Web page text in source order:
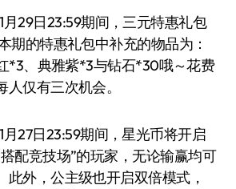
月29日23:59期间，三元特惠礼包
期的特惠礼包中补充的物品为：
*3、典雅紫*3与钻石*30哦～花费
仅有三次机会。
月27日23:59期间，星光币将开启
配竞技场”的玩家，无论输赢均可
此外，公主级也开启双倍模式，